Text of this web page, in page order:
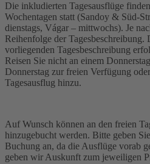
Die inkludierten Tagesausflüge
Wochentagen statt (Sandoy & Süd-
dienstags, Vágar – mittwochs). Je
Reihenfolge der Tagesbeschreibung.
vorliegenden Tagesbeschreibung
Reisen Sie nicht an einem
Donnerstag zur freien Verfügung
Tagesausflug hinzu.
Auf Wunsch können an den freien
hinzugebucht werden. Bitte geben
Buchung an, da die Ausflüge vorab
geben wir Auskunft zum jeweiligen